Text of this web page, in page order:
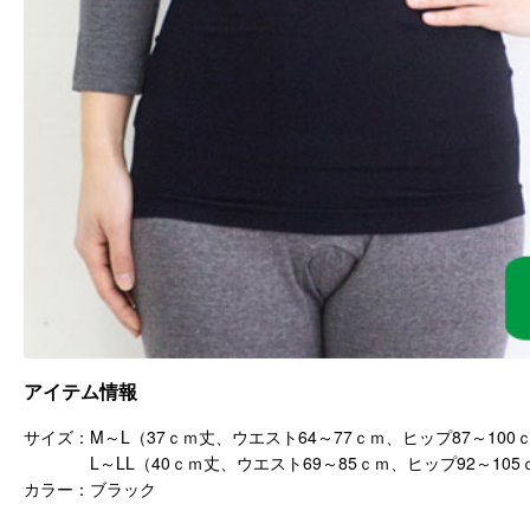
アイテム情報
サイズ：M～L（37ｃｍ丈、ウエスト64～77ｃｍ、ヒップ87～100
L～LL（40ｃｍ丈、ウエスト69～85ｃｍ、ヒップ92～105
カラー：ブラック